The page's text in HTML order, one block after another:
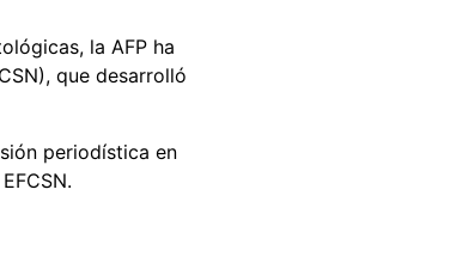
la AFP ha
que desarrolló
periodística en